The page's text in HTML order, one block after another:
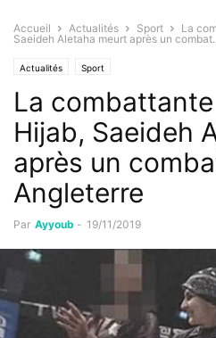
Accueil Actualités Sport
La
Saeideh Aletaha meurt après un
Actualités Sport
La
Hijab, Saeideh
après un
Angleterre
Par Ayyoub - 19/11/2019